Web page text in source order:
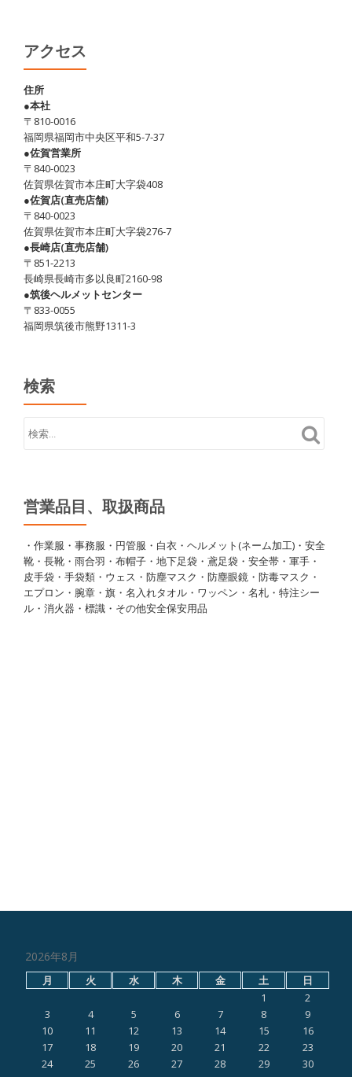
ー
ケ
ト)
アクセス
住所
●本社
〒810-0016
福岡県福岡市中央区平和5-7-37
●佐賀営業所
〒840-0023
佐賀県佐賀市本庄町大字袋408
●佐賀店(直売店舗)
〒840-0023
佐賀県佐賀市本庄町大字袋276-7
●長崎店(直売店舗)
〒851-2213
長崎県長崎市多以良町2160-98
●筑後ヘルメットセンター
〒833-0055
福岡県筑後市熊野1311-3
検索
営業品目、取扱商品
・作業服・事務服・円管服・白衣・ヘルメット(ネーム加工)・安全
靴・長靴・雨合羽・布帽子・地下足袋・鳶足袋・安全帯・軍手・
皮手袋・手袋類・ウェス・防塵マスク・防塵眼鏡・防毒マスク・
エプロン・腕章・旗・名入れタオル・ワッペン・名札・特注シー
ル・消火器・標識・その他安全保安用品
2026年8月
月 火 水 木 金 土
日
1
2
3
4 5 6 7 8
9
10
11 12 13 14 15
16
17
18 19 20 21 22
23
24
25 26 27 28 29
30